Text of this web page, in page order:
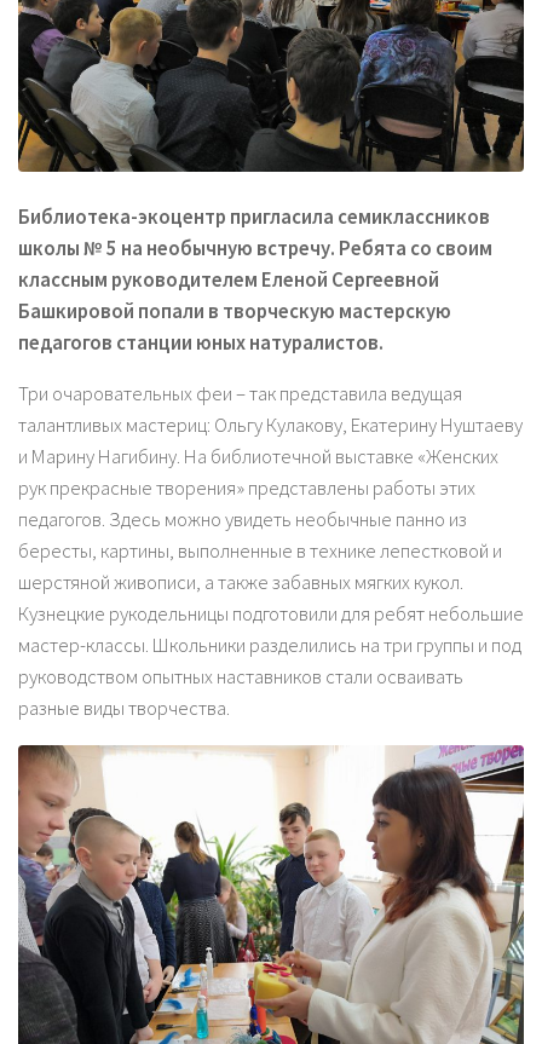
Библиотека-экоцентр пригласила семиклассников
школы № 5 на необычную встречу. Ребята со своим
классным руководителем Еленой Сергеевной
Башкировой попали в творческую мастерскую
педагогов станции юных натуралистов.
Три очаровательных феи – так представила ведущая
талантливых мастериц: Ольгу Кулакову, Екатерину Нуштаеву
и Марину Нагибину. На библиотечной выставке «Женских
рук прекрасные творения» представлены работы этих
педагогов. Здесь можно увидеть необычные панно из
бересты, картины, выполненные в технике лепестковой и
шерстяной живописи, а также забавных мягких кукол.
Кузнецкие рукодельницы подготовили для ребят небольшие
мастер-классы. Школьники разделились на три группы и под
руководством опытных наставников стали осваивать
разные виды творчества.